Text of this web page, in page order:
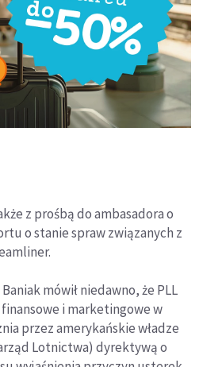
z prośbą do ambasadora o
o stanie spraw związanych z
mówił niedawno, że PLL
i marketingowe w
przez amerykańskie władze
Lotnictwa) dyrektywą o